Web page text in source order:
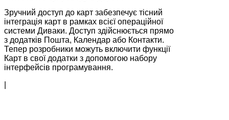
Зручний доступ до карт забезпечує тісний
інтеграція карт в рамках всієї операційної
системи Диваки. Доступ здійснюється прямо
з додатків Пошта, Календар або Контакти.
Тепер розробники можуть включити функції
Карт в свої додатки з допомогою набору
інтерфейсів програмування.